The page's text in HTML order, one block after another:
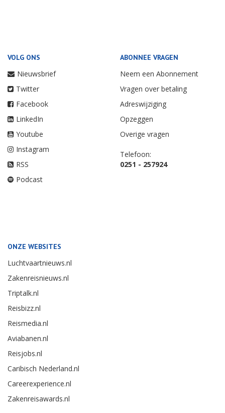
VOLG ONS
Nieuwsbrief
Twitter
Facebook
LinkedIn
Youtube
Instagram
RSS
Podcast
ABONNEE VRAGEN
Neem een Abonnement
Vragen over betaling
Adreswijziging
Opzeggen
Overige vragen
Telefoon:
0251 - 257924
ONZE WEBSITES
Luchtvaartnieuws.nl
Zakenreisnieuws.nl
Triptalk.nl
Reisbizz.nl
Reismedia.nl
Aviabanen.nl
Reisjobs.nl
Caribisch Nederland.nl
Careerexperience.nl
Zakenreisawards.nl